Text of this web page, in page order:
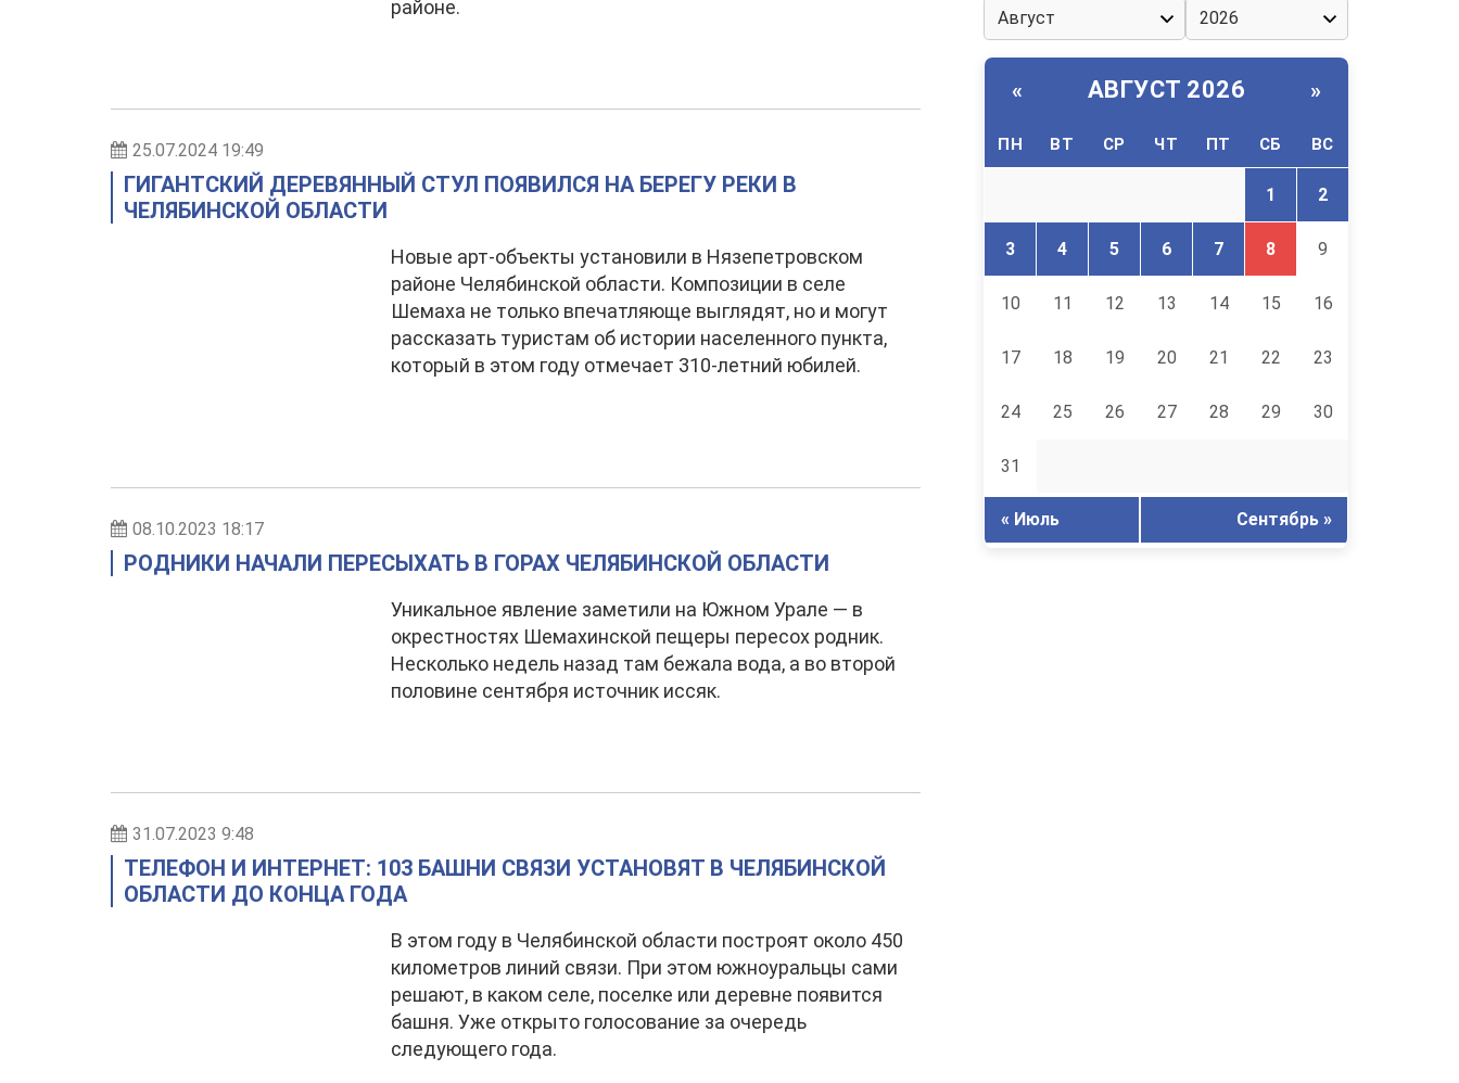
районе.
25.07.2024 19:49
ГИГАНТСКИЙ ДЕРЕВЯННЫЙ СТУЛ ПОЯВИЛСЯ НА БЕРЕГУ РЕКИ В
ЧЕЛЯБИНСКОЙ ОБЛАСТИ
Новые арт-объекты установили в Нязепетровском
районе Челябинской области. Композиции в селе
Шемаха не только впечатляюще выглядят, но и могут
рассказать туристам об истории населенного пункта,
который в этом году отмечает 310-летний юбилей.
08.10.2023 18:17
РОДНИКИ НАЧАЛИ ПЕРЕСЫХАТЬ В ГОРАХ ЧЕЛЯБИНСКОЙ ОБЛАСТИ
Уникальное явление заметили на Южном Урале — в
окрестностях Шемахинской пещеры пересох родник.
Несколько недель назад там бежала вода, а во второй
половине сентября источник иссяк.
31.07.2023 9:48
ТЕЛЕФОН И ИНТЕРНЕТ: 103 БАШНИ СВЯЗИ УСТАНОВЯТ В ЧЕЛЯБИНСКОЙ
ОБЛАСТИ ДО КОНЦА ГОДА
В этом году в Челябинской области построят около 450
километров линий связи. При этом южноуральцы сами
решают, в каком селе, поселке или деревне появится
башня. Уже открыто голосование за очередь
следующего года.
« АВГУСТ 2026 »
ПН ВТ СР ЧТ ПТ СБ ВС
1 2
3 4 5 6 7 8 9
10 11 12 13 14 15 16
17 18 19 20 21 22 23
24 25 26 27 28 29 30
31
« Июль Сентябрь »